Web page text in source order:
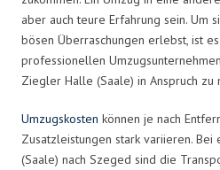
aber auch teure Erfahrung sein. Um
bösen Überraschungen erlebst, ist
professionellen
Ziegler Halle (Saale) in Anspruch zu
Umzugskosten können je nach
Zusatzleistungen stark variieren. Bei
(Saale) nach Szeged sind die